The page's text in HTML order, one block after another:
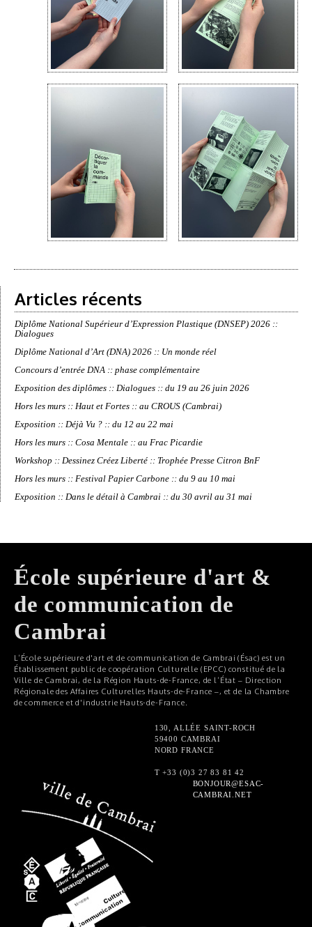
Articles récents
Diplôme National Supérieur d’Expression Plastique (DNSEP) 2026 ::
Dialogues
Diplôme National d’Art (DNA) 2026 :: Un monde réel
Concours d’entrée DNA :: phase complémentaire
Exposition des diplômes :: Dialogues :: du 19 au 26 juin 2026
Hors les murs :: Haut et Fortes :: au CROUS (Cambrai)
Exposition :: Déjà Vu ? :: du 12 au 22 mai
Hors les murs :: Cosa Mentale :: au Frac Picardie
Workshop :: Dessinez Créez Liberté :: Trophée Presse Citron BnF
Hors les murs :: Festival Papier Carbone :: du 9 au 10 mai
Exposition :: Dans le détail à Cambrai :: du 30 avril au 31 mai
École supérieure d'art &
de communication de
Cambrai
L’École supérieure d'art et de communication de Cambrai (Ésac) est un
Établissement public de coopération Culturelle (EPCC) constitué de la
Ville de Cambrai, de la Région Hauts-de-France, de l’État – Direction
Régionale des Affaires Culturelles Hauts-de-France –, et de la Chambre
de commerce et d'industrie Hauts-de-France.
130, ALLÉE SAINT-ROCH
59400 CAMBRAI
NORD FRANCE
T +33 (0)3 27 83 81 42
BONJOUR@ESAC-
CAMBRAI.NET